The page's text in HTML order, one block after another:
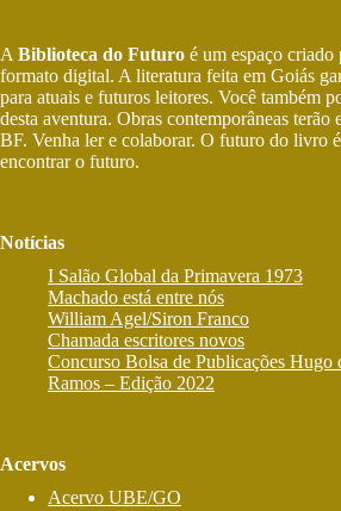
A Biblioteca do Futuro é um espaço criado
formato digital. A literatura feita em Goiás
para atuais e futuros leitores. Você também
desta aventura. Obras contemporâneas terão
BF. Venha ler e colaborar. O futuro do livro
encontrar o futuro.
Notícias
I Salão Global da Primavera 1973
Machado está entre nós
William Agel/Siron Franco
Chamada escritores novos
Concurso Bolsa de Publicações Hugo
Ramos – Edição 2022
Acervos
Acervo UBE/GO